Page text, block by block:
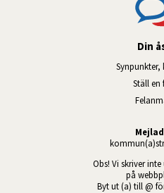
Din
Ställ en
Obs! Vi skriver
på
Byt ut (a) till @